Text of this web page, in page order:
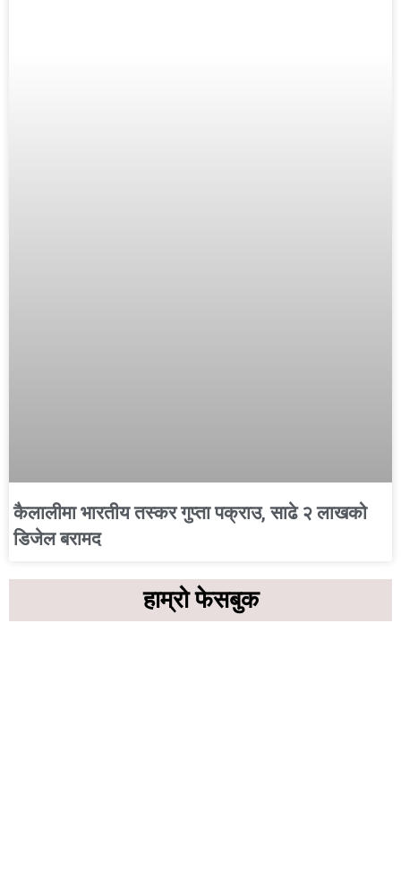
कैलालीमा भारतीय तस्कर गुप्ता पक्राउ, साढे २ लाखको
डिजेल बरामद
हाम्रो फेसबुक